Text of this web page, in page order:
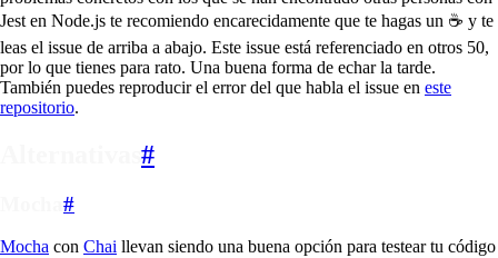
Jest en Node.js te recomiendo encarecidamente que te hagas un ☕️ y te
leas el issue de arriba a abajo. Este issue está referenciado en otros 50,
por lo que tienes para rato. Una buena forma de echar la tarde.
También puedes reproducir el error del que habla el issue en este
repositorio.
#
#
Mocha con Chai llevan siendo una buena opción para testear tu código